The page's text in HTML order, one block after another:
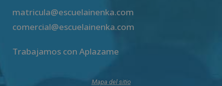
matricula@escuelainenka.com
comercial@escuelainenka.com
Trabajamos con Aplazame
Mapa del sitio